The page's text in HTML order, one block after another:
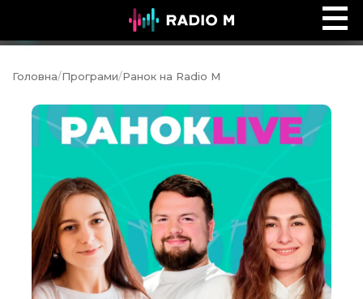
Music Ocean
Головна/Програми/Ранок на Radio M